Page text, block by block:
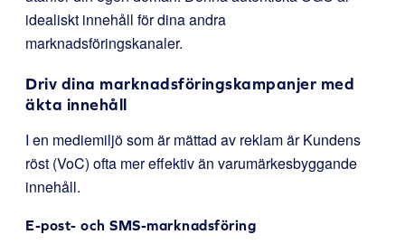
idealiskt innehåll för dina andra
marknadsföringskanaler.
Driv dina marknadsföringskampanjer med
äkta innehåll
I en mediemiljö som är mättad av reklam är Kundens
röst (VoC) ofta mer effektiv än varumärkesbyggande
innehåll.
E-post- och SMS-marknadsföring